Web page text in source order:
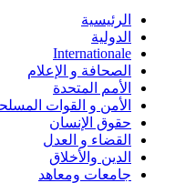
الرئيسية
الدولية
Internationale
الصحافة و الإعلام
الأمم المتحدة
الأمن و القوات
حقوق الإنسان
القضاء و العدل
الدين والأخلاق
جامعات ومعاهد